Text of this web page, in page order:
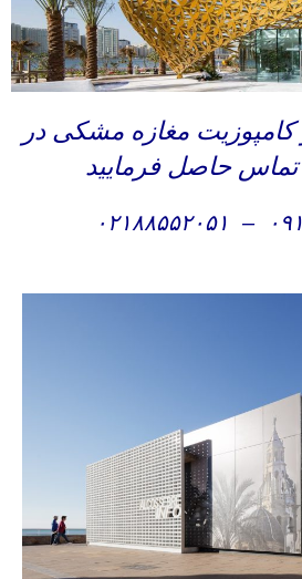
کامپوزیت مغازه مشکی در
تماس حاصل فرمایید
– ۰۲۱۸۸۵۵۲۰۵۱